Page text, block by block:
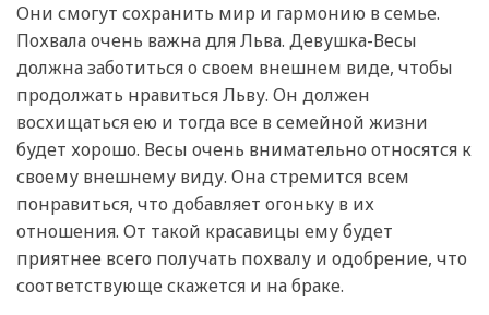
Они смогут сохранить мир и гармонию в семье.
Похвала очень важна для Льва. Девушка-Весы
должна заботиться о своем внешнем виде, чтобы
продолжать нравиться Льву. Он должен
восхищаться ею и тогда все в семейной жизни
будет хорошо. Весы очень внимательно относятся к
своему внешнему виду. Она стремится всем
понравиться, что добавляет огоньку в их
отношения. От такой красавицы ему будет
приятнее всего получать похвалу и одобрение, что
соответствующе скажется и на браке.